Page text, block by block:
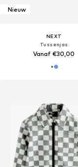
Nieuw
NEXT
Tussenjas
Vanaf €30,00